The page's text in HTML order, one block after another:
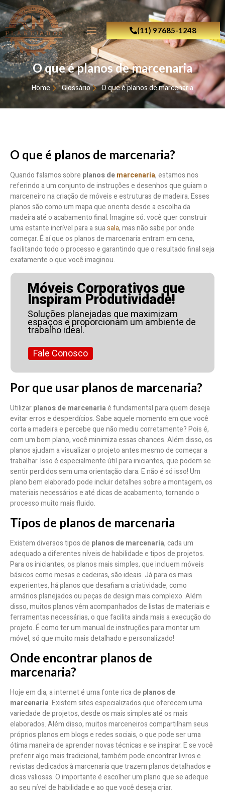
(11) 97685-1248
O que é planos de marcenaria
Home Glossário O que é planos de marcenaria
O que é planos de marcenaria?
Quando falamos sobre planos demarcenaria, estamos nos
referindo a um conjunto de instruções e desenhos que guiam o
marceneiro na criação de móveis e estruturas de madeira. Esses
planos são como um mapa que orienta desde a escolha da
madeira até o acabamento final. Imagine só: você quer construir
uma estante incrível para a suasala, mas não sabe por onde
começar. É aí que os planos de marcenaria entram em cena,
facilitando todo o processo e garantindo que o resultado final seja
exatamente o que você imaginou.
Móveis Corporativos que
Inspiram Produtividade!
Soluções planejadas que maximizam
espaços e proporcionam um ambiente de
trabalho ideal.
Fale Conosco
Por que usar planos de marcenaria?
Utilizarplanos de marcenariaé fundamental para quem deseja
evitar erros e desperdícios. Sabe aquele momento em que você
corta a madeira e percebe que não mediu corretamente? Pois é,
com um bom plano, você minimiza essas chances. Além disso, os
planos ajudam a visualizar o projeto antes mesmo de começar a
trabalhar. Isso é especialmente útil para iniciantes, que podem se
sentir perdidos sem uma orientação clara. E não é só isso! Um
plano bem elaborado pode incluir detalhes sobre a montagem, os
materiais necessários e até dicas de acabamento, tornando o
processo muito mais fluido.
Tipos de planos de marcenaria
Existem diversos tipos de planos de marcenaria, cada um
adequado a diferentes níveis de habilidade e tipos de projetos.
Para os iniciantes, os planos mais simples, que incluem móveis
básicos como mesas e cadeiras, são ideais. Já para os mais
experientes, há planos que desafiam a criatividade, como
armários planejados ou peças de design mais complexo. Além
disso, muitos planos vêm acompanhados de listas de materiais e
ferramentas necessárias, o que facilita ainda mais a execução do
projeto. É como ter um manual de instruções para montar um
móvel, só que muito mais detalhado e personalizado!
Onde encontrar planos de
marcenaria?
Hoje em dia, a internet é uma fonte rica de planos de
marcenaria. Existem sites especializados que oferecem uma
variedade de projetos, desde os mais simples até os mais
elaborados. Além disso, muitos marceneiros compartilham seus
próprios planos em blogs e redes sociais, o que pode ser uma
ótima maneira de aprender novas técnicas e se inspirar. E se você
preferir algo mais tradicional, também pode encontrar livros e
revistas dedicados à marcenaria que trazem planos detalhados e
dicas valiosas. O importante é escolher um plano que se adeque
ao seu nível de habilidade e ao que você deseja criar.